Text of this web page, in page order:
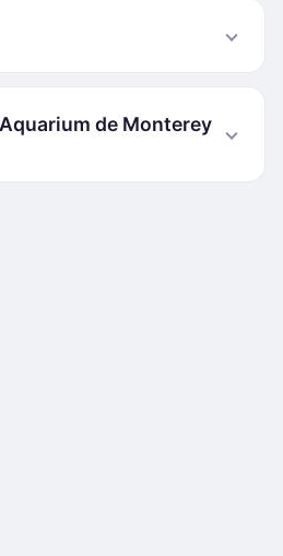
de Monterey